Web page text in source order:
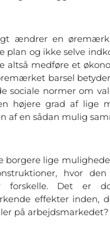
ændrer en
plan og ikke selve
altså medføre et
barsel
sociale normer om
højere grad af lige
af en sådan mulig
borgere lige
hvor
forskelle. Det er
effekter inden,
på arbejdsmarkedet?